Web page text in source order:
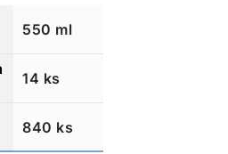
550 ml
14 ks
840 ks